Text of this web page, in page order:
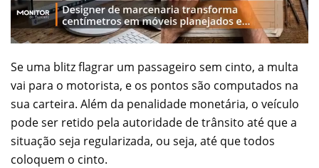
Se uma blitz flagrar um passageiro sem cinto, a multa
vai para o motorista, e os pontos são computados na
sua carteira. Além da penalidade monetária, o veículo
pode ser retido pela autoridade de trânsito até que a
situação seja regularizada, ou seja, até que todos
coloquem o cinto.